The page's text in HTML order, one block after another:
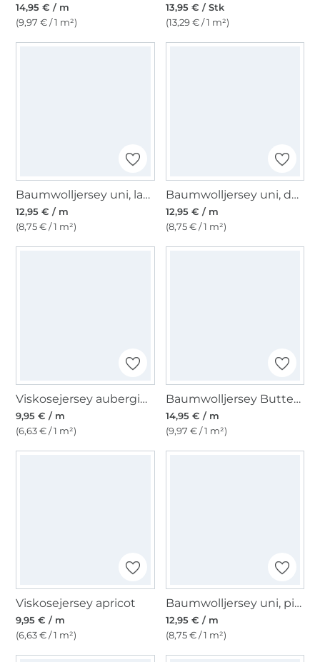
14,95 € / m
(9,97 € / 1 m²)
13,95 € / Stk
(13,29 € / 1 m²)
Baumwolljersey uni, laubgrün
12,95 € / m
(8,75 € / 1 m²)
Baumwolljersey uni, dunkelbeere
12,95 € / m
(8,75 € / 1 m²)
Viskosejersey aubergine
9,95 € / m
(6,63 € / 1 m²)
Baumwolljersey Butterflies, wollweiß
14,95 € / m
(9,97 € / 1 m²)
Viskosejersey apricot
9,95 € / m
(6,63 € / 1 m²)
Baumwolljersey uni, pink
12,95 € / m
(8,75 € / 1 m²)